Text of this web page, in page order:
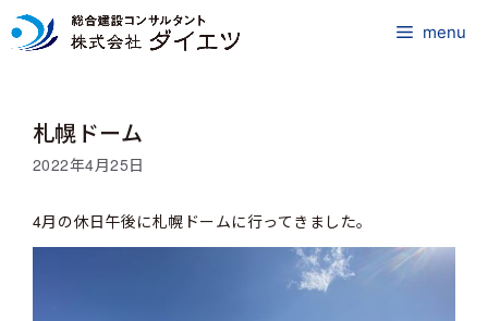
コ
ン
menu
札幌ドーム
2022年4月25日
4月の休日午後に札幌ドームに行ってきました。